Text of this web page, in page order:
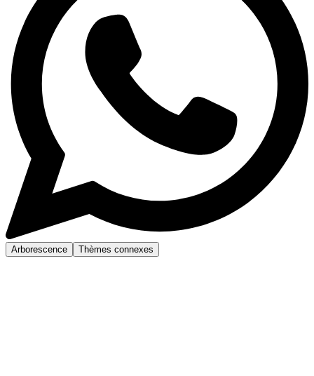
Arborescence Thèmes connexes